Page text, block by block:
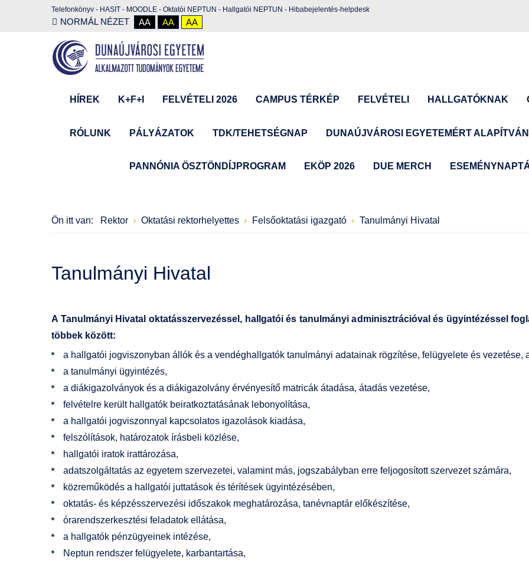
Telefonkönyv - HASIT - MOODLE - Oktatói NEPTUN - Hallgatói NEPTUN - Hibabejelentés-helpdesk
NORMÁL NÉZET AA AA AA
HÍREK K+F+I FELVÉTELI 2026 CAMPUS TÉRKÉP FELVÉTELI HALLGATÓKNAK
RÓLUNK PÁLYÁZATOK TDK/TEHETSÉGNAP DUNAÚJVÁROSI EGYETEMÉRT
PANNÓNIA ÖSZTÖNDÍJPROGRAM EKÖP 2026 DUE MERCH
Ön itt van: Rektor Oktatási rektorhelyettes Felsőoktatási igazgató Tanulmányi Hivatal
Tanulmányi Hivatal
A Tanulmányi Hivatal oktatásszervezéssel, hallgatói és tanulmányi adminisztrációval és ügyintézéssel
többek között:
a hallgatói jogviszonyban állók és a vendéghallgatók tanulmányi adatainak rögzítése, felügyelete és vezetése,
a tanulmányi ügyintézés,
a diákigazolványok és a diákigazolvány érvényesítő matricák átadása, átadás vezetése,
felvételre került hallgatók beiratkoztatásának lebonyolítása,
a hallgatói jogviszonnyal kapcsolatos igazolások kiadása,
felszólítások, határozatok írásbeli közlése,
hallgatói iratok irattározása,
adatszolgáltatás az egyetem szervezetei, valamint más, jogszabályban erre feljogosított szervezet számára,
közreműködés a hallgatói juttatások és térítések ügyintézésében,
oktatás- és képzésszervezési időszakok meghatározása, tanévnaptár előkészítése,
órarendszerkesztési feladatok ellátása,
a hallgatók pénzügyeinek intézése,
Neptun rendszer felügyelete, karbantartása,